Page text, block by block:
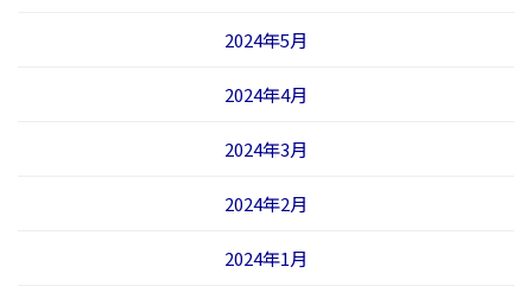
2024年5月
2024年4月
2024年3月
2024年2月
2024年1月